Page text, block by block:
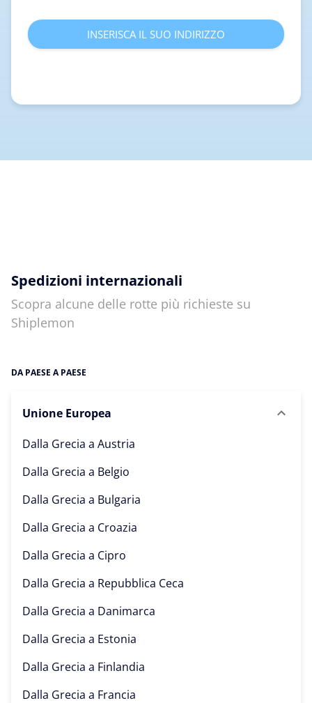
INSERISCA IL SUO INDIRIZZO
Spedizioni internazionali
Scopra alcune delle rotte più richieste su
Shiplemon
DA PAESE A PAESE
Unione Europea
Dalla Grecia a Austria
Dalla Grecia a Belgio
Dalla Grecia a Bulgaria
Dalla Grecia a Croazia
Dalla Grecia a Cipro
Dalla Grecia a Repubblica Ceca
Dalla Grecia a Danimarca
Dalla Grecia a Estonia
Dalla Grecia a Finlandia
Dalla Grecia a Francia